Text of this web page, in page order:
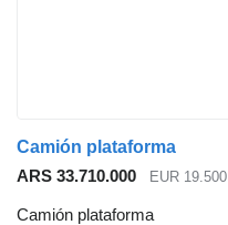
Camión plataforma
ARS 33.710.000
EUR 19.500
Camión plataforma